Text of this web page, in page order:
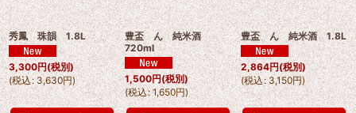
秀鳳 珠韻 1.8L
3,300円(税別)
(税込: 3,630円)
豊盃 ん 純米酒
720ml
1,500円(税別)
(税込: 1,650円)
豊盃 ん 純米酒 1.8L
2,864円(税別)
(税込: 3,150円)